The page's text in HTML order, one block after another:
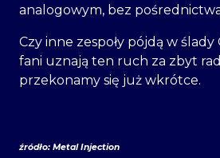
analogowym, bez
Czy inne zespoły pójdą w ślady
fani uznają ten ruch za zbyt
przekonamy się już wkrótce.
źródło: Metal Injection